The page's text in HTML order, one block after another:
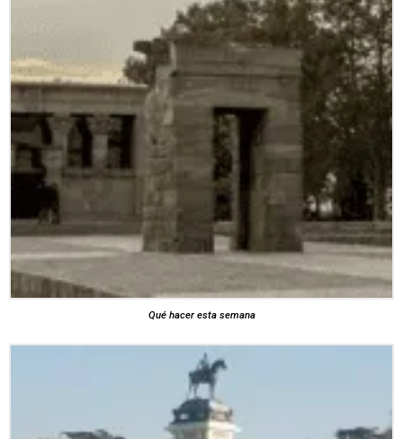
Qué hacer esta semana